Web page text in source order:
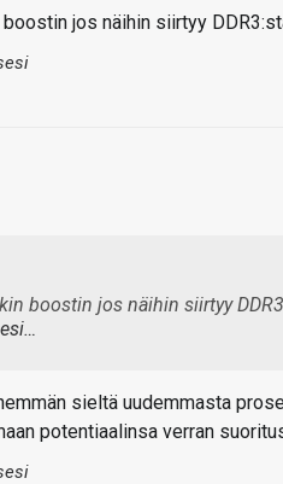
jos näihin siirtyy
boostin jos näihin siirtyy
sieltä uudemmasta
potentiaalinsa verran